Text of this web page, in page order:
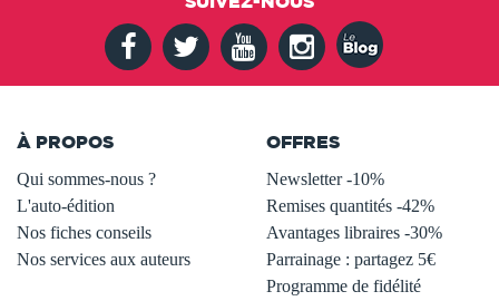
À PROPOS
Qui sommes-nous ?
L'auto-édition
Nos fiches conseils
Nos services aux auteurs
OFFRES
Newsletter -10%
Remises quantités -42%
Avantages libraires -30%
Parrainage : partagez 5€
Programme de fidélité